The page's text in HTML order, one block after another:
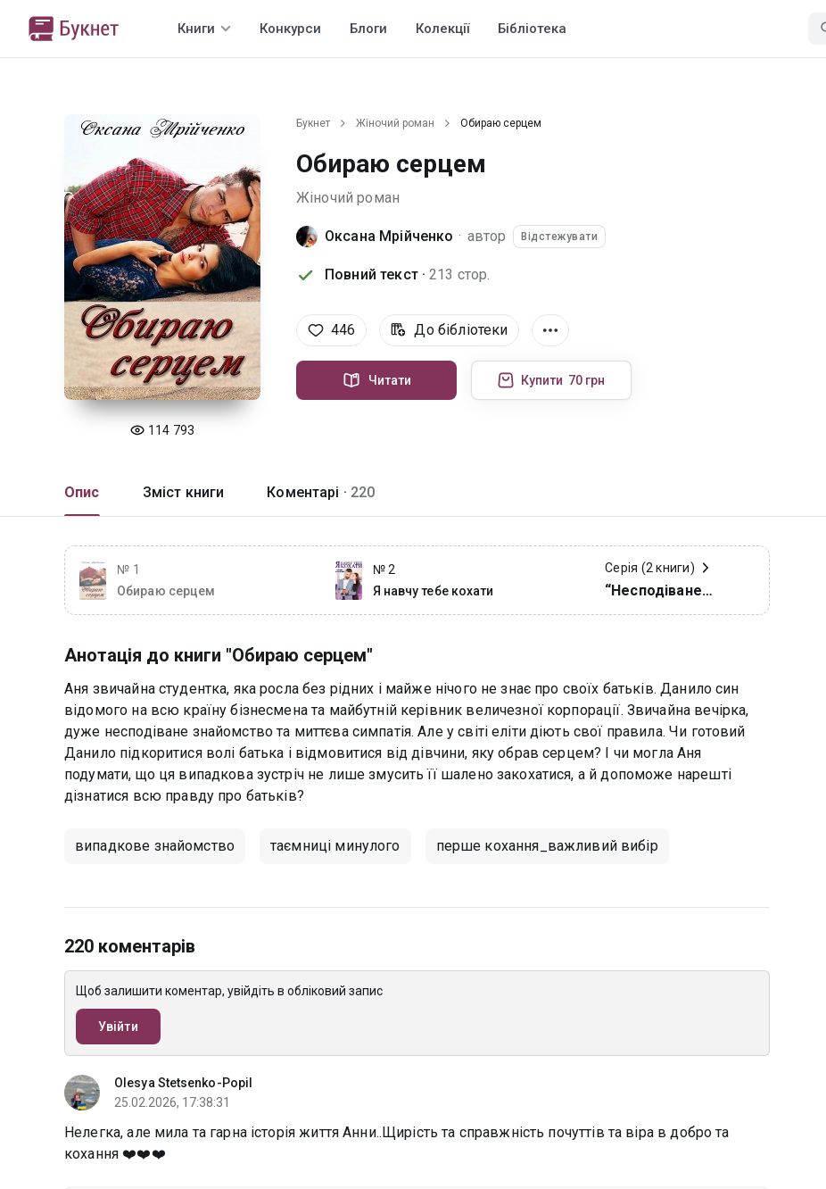
Книги Конкурси Блоги Колекції Бібліотека
114 793
Букнет Жіночий роман Обираю серцем
Обираю серцем
Жіночий роман
Оксана Мрійченко · автор Відстежувати
Повний текст · 213 стор.
446 До бібліотеки
Читати Купити 70 грн
Опис Зміст книги Коментарі · 220
№ 1
Обираю серцем
№ 2
Я навчу тебе кохати
Серія (2 книги)
“Несподіване
кохання”
Анотація до книги "Обираю серцем"
Аня звичайна студентка, яка росла без рідних і майже нічого не знає про своїх батьків. Данило син
відомого на всю країну бізнесмена та майбутній керівник величезної корпорації. Звичайна вечірка,
дуже несподіване знайомство та миттєва симпатія. Але у світі еліти діють свої правила. Чи готовий
Данило підкоритися волі батька і відмовитися від дівчини, яку обрав серцем? І чи могла Аня
подумати, що ця випадкова зустріч не лише змусить її шалено закохатися, а й допоможе нарешті
дізнатися всю правду про батьків?
випадкове знайомство таємниці минулого перше кохання_важливий вибір
220 коментарів
Щоб залишити коментар, увійдіть в обліковий запис
Увійти
Olesya Stetsenko-Popil
25.02.2026, 17:38:31
Нелегка, але мила та гарна історія життя Анни..Щирість та справжність почуттів та віра в добро та
кохання ❤️❤️❤️